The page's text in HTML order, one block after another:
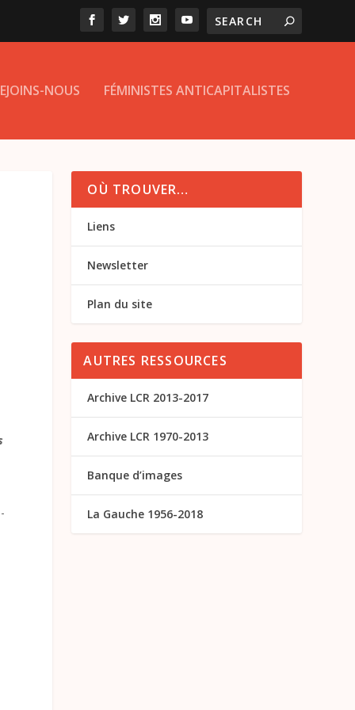
NOUS FÉMINISTES ANTICAPITALISTES
OÙ TROUVER…
Liens
Newsletter
Plan du site
AUTRES RESSOURCES
Archive LCR 2013-2017
Archive LCR 1970-2013
Banque d’images
La Gauche 1956-2018